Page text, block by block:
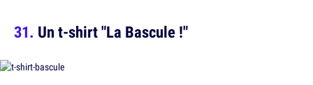
Un t-shirt "La Bascule !"